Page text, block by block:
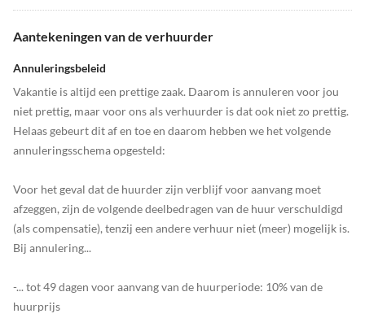
Aantekeningen van de verhuurder
Annuleringsbeleid
Vakantie is altijd een prettige zaak. Daarom is annuleren voor jou
niet prettig, maar voor ons als verhuurder is dat ook niet zo prettig.
Helaas gebeurt dit af en toe en daarom hebben we het volgende
annuleringsschema opgesteld:
Voor het geval dat de huurder zijn verblijf voor aanvang moet
afzeggen, zijn de volgende deelbedragen van de huur verschuldigd
(als compensatie), tenzij een andere verhuur niet (meer) mogelijk is.
Bij annulering...
-... tot 49 dagen voor aanvang van de huurperiode: 10% van de
huurprijs